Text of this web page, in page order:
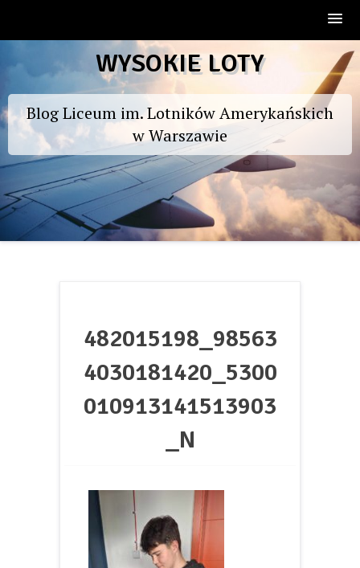
to
WYSOKIE LOTY
Blog Liceum im. Lotników Amerykańskich
w Warszawie
482015198_98563
4030181420_5300
010913141513903
_N